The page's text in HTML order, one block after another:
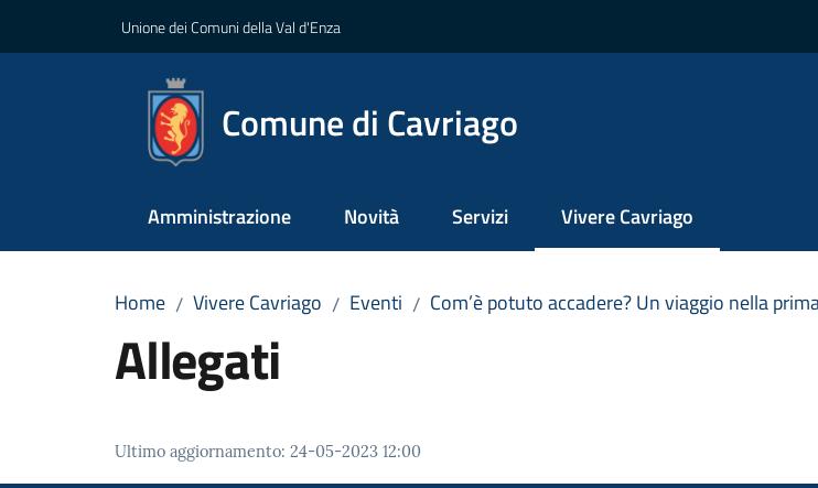
Unione dei Comuni della Val d'Enza
Comune di Cavriago
Amministrazione Novità Servizi Vivere Cavriago
Menu selezionato
Home / Vivere Cavriago / Eventi / Com’è potuto accadere? Un viaggio nella
Allegati
Ultimo aggiornamento: 24-05-2023 12:00